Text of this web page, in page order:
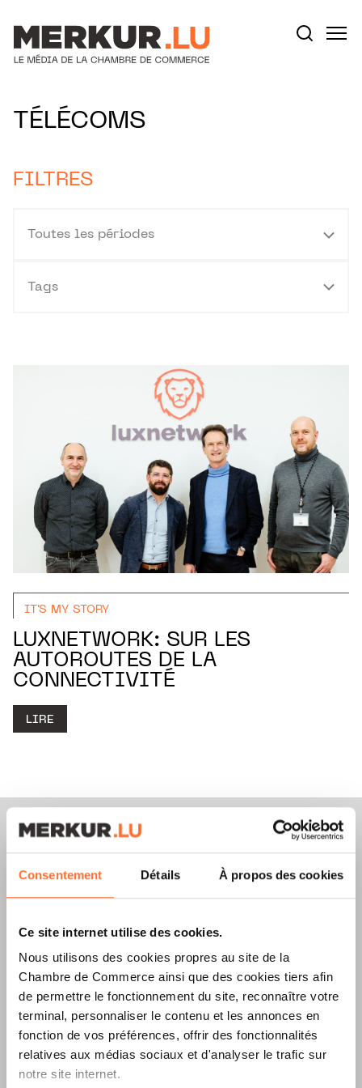
Consentement Détails À propos des cookies
Ce site internet utilise des cookies.
Nous utilisons des cookies propres au site de la
Chambre de Commerce ainsi que des cookies tiers afin
de permettre le fonctionnement du site, reconnaître votre
terminal, personnaliser le contenu et les annonces en
fonction de vos préférences, offrir des fonctionnalités
relatives aux médias sociaux et d'analyser le trafic sur
notre site internet.
TÉLÉCOMS
FILTRES
Toutes les périodes
Tags
IT'S MY STORY
LUXNETWORK: SUR LES
AUTOROUTES DE LA
CONNECTIVITÉ
LIRE
Merkur Magazine
L’ÉDITION
2026EST
DISPONIBLE !
LIRE LA DERNIÈRE ÉDITION E-PAPER